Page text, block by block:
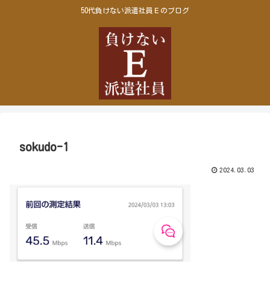
50代負けない派遣社員Ｅのブログ
sokudo-1
2024.03.03